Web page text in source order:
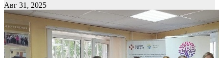
Авг 31, 2025